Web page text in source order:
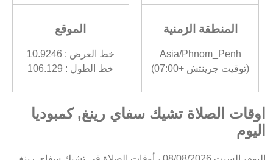
المنطقة الزمنية
Asia/Phnom_Penh
(توقيت جرينتش +07:00)
الموقع
خط العرض : 10.9246
خط الطول : 106.129
اوقات الصلاة تشيك سفاي رينغ, كمبوديا
اليوم